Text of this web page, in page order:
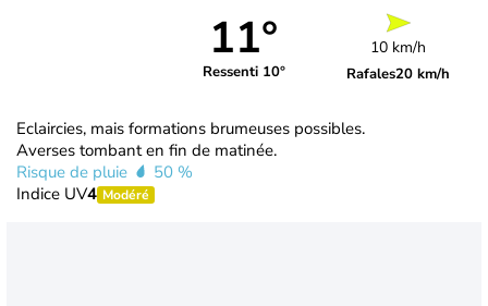
11°
Ressenti 10°
10 km/h
Rafales20 km/h
Eclaircies, mais formations brumeuses possibles.
Averses tombant en fin de matinée.
Risque de pluie
50 %
Indice UV4 Modéré